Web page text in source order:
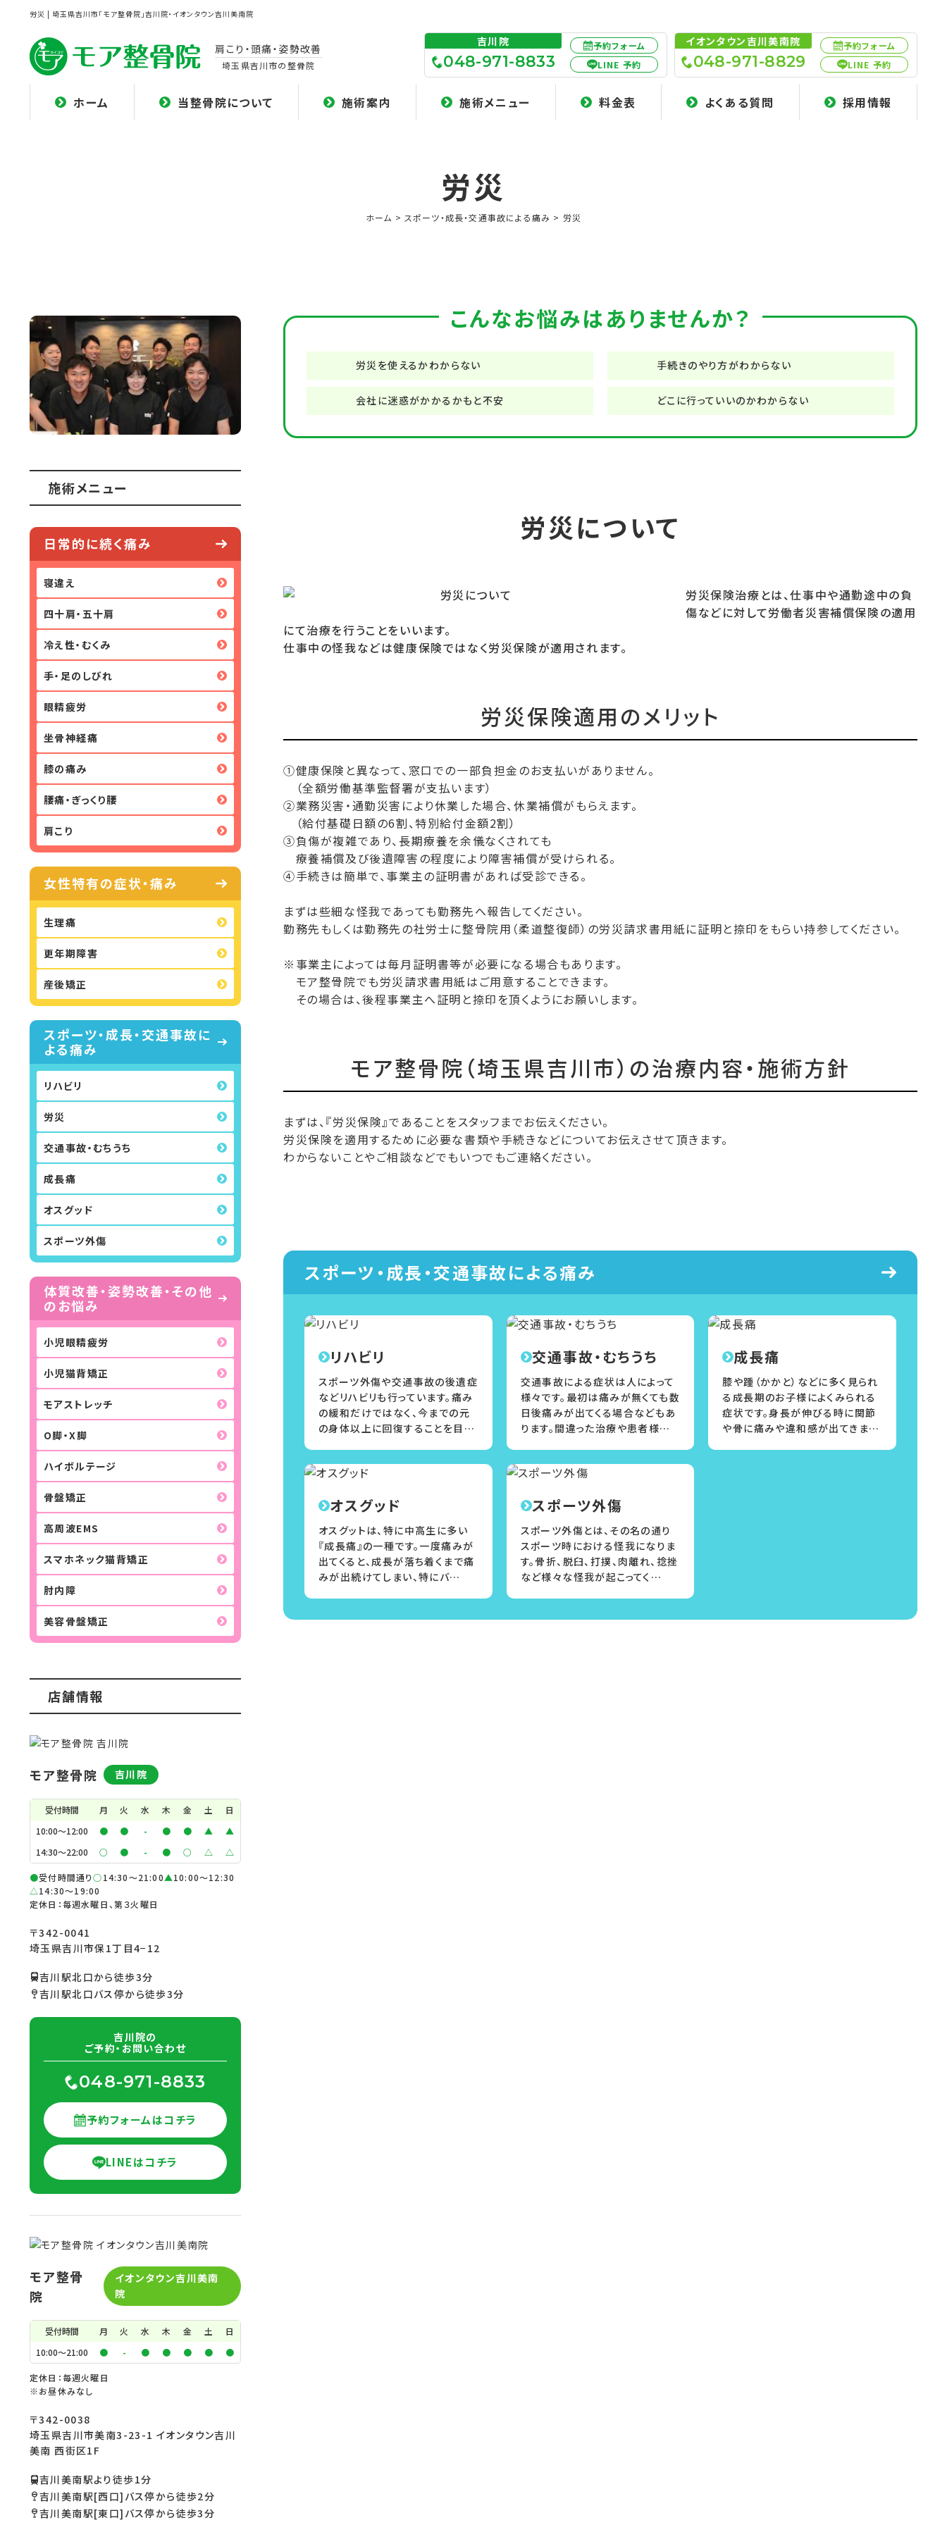
労災 | 埼玉県吉川市「モア整骨院」吉川院・イオンタウン吉川美南院
肩こり・頭痛・姿勢改善
埼玉県吉川市の整骨院
ホーム 当整骨院について 施術案内 施術メニュー 料金表 よくある質問 採用情報
吉川院
048-971-8833
予約フォーム
LINE 予約
イオンタウン吉川美南院
048-971-8829
予約フォーム
LINE 予約
労災
ホーム スポーツ・成長・交通事故による痛み 労災
こんなお悩みはありませんか？
労災を使えるかわからない 手続きのやり方がわからない
会社に迷惑がかかるかもと不安 どこに行っていいのかわからない
労災について
労災保険治療とは、仕事中や通勤途中の負
傷などに対して労働者災害補償保険の適用
にて治療を行うことをいいます。
仕事中の怪我などは健康保険ではなく労災保険が適用されます。
労災保険適用のメリット
①健康保険と異なって、窓口での一部負担金のお支払いがありません。
（全額労働基準監督署が支払います）
②業務災害・通勤災害により休業した場合、休業補償がもらえます。
（給付基礎日額の6割、特別給付金額2割）
③負傷が複雑であり、長期療養を余儀なくされても
療養補償及び後遺障害の程度により障害補償が受けられる。
④手続きは簡単で、事業主の証明書があれば受診できる。
まずは些細な怪我であっても勤務先へ報告してください。
勤務先もしくは勤務先の社労士に整骨院用（柔道整復師）の労災請求書用紙に証明と捺印をもらい持参してください。
※事業主によっては毎月証明書等が必要になる場合もあります。
モア整骨院でも労災請求書用紙はご用意することできます。
その場合は、後程事業主へ証明と捺印を頂くようにお願いします。
モア整骨院（埼玉県吉川市）の治療内容・施術方針
まずは、『労災保険』であることをスタッフまでお伝えください。
労災保険を適用するために必要な書類や手続きなどについてお伝えさせて頂きます。
わからないことやご相談などでもいつでもご連絡ください。
スポーツ・成長・交通事故による痛み
リハビリ
スポーツ外傷や交通事故の後遺症
などリハビリも行っています。痛み
の緩和だけではなく、今までの元
の身体以上に回復することを目…
交通事故・むちうち
交通事故による症状は人によって
様々です。最初は痛みが無くても数
日後痛みが出てくる場合などもあ
ります。間違った治療や患者様…
成長痛
膝や踵（かかと）などに多く見られ
る成長期のお子様によくみられる
症状です。身長が伸びる時に関節
や骨に痛みや違和感が出てきま…
オスグッド
オスグットは、特に中高生に多い
『成長痛』の一種です。一度痛みが
出てくると、成長が落ち着くまで痛
みが出続けてしまい、特にバ…
スポーツ外傷
スポーツ外傷とは、その名の通り
スポーツ時における怪我になりま
す。骨折、脱臼、打撲、肉離れ、捻挫
など様々な怪我が起こってく…
施術メニュー
日常的に続く痛み
寝違え
四十肩・五十肩
冷え性・むくみ
手・足のしびれ
眼精疲労
坐骨神経痛
膝の痛み
腰痛・ぎっくり腰
肩こり
女性特有の症状・痛み
生理痛
更年期障害
産後矯正
スポーツ・成長・交通事故に
よる痛み
リハビリ
労災
交通事故・むちうち
成長痛
オスグッド
スポーツ外傷
体質改善・姿勢改善・その他
のお悩み
小児眼精疲労
小児猫背矯正
モアストレッチ
O脚・X脚
ハイボルテージ
骨盤矯正
高周波EMS
スマホネック猫背矯正
肘内障
美容骨盤矯正
店舗情報
モア整骨院 吉川院
受付時間 月 火 水 木 金 土
日
10:00〜12:00
● ● - ● ● ▲
▲
14:30〜22:00
○ ● - ● ○ △ △
●受付時間通り○14:30〜21:00▲10:00〜12:30
△14:30〜19:00
定休日：毎週水曜日、第３火曜日
〒342-0041
埼玉県吉川市保1丁目4−12
吉川駅北口から徒歩3分
吉川駅北口バス停から徒歩3分
吉川院の
ご予約・お問い合わせ
048-971-8833
予約フォームはコチラ
LINEはコチラ
モア整骨
院
イオンタウン吉川美南
院
受付時間 月 火 水 木 金 土
日
10:00〜21:00
● - ● ● ● ● ●
定休日：毎週火曜日
※お昼休みなし
〒342-0038
埼玉県吉川市美南3-23-1 イオンタウン吉川
美南 西街区1F
吉川美南駅より徒歩1分
吉川美南駅[西口]バス停から徒歩2分
吉川美南駅[東口]バス停から徒歩3分